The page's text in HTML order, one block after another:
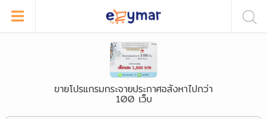
ขายโปรแกรมกระจายประกาศอสังหาไปกว่า
100 เว็บ